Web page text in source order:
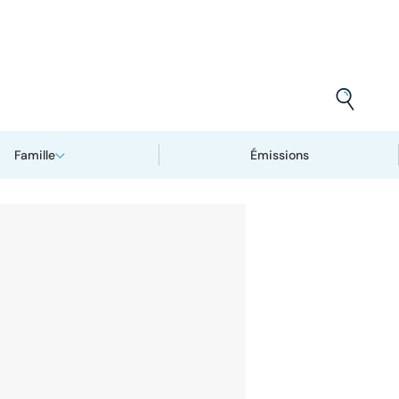
Famille Émissions